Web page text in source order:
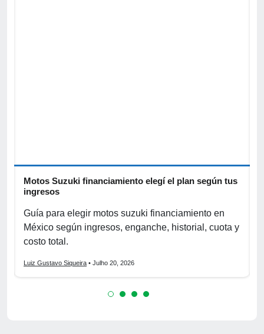
Motos Suzuki financiamiento elegí el plan según tus
ingresos
Guía para elegir motos suzuki financiamiento en
México según ingresos, enganche, historial, cuota y
costo total.
Luiz Gustavo Siqueira • Julho 20, 2026